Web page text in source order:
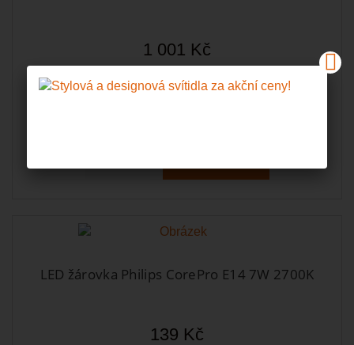
1 001 Kč
Skladem u dodavatele, obvykle do 7-mi dní
LED žárovka Philips CorePro E14 7W 2700K
139 Kč